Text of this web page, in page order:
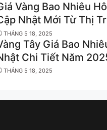
Vàng Bao Nhiêu
Nhật Mới Từ Thị
THÁNG 5 18, 2025
Tây Giá Bao
Chi Tiết Năm
THÁNG 5 18, 2025